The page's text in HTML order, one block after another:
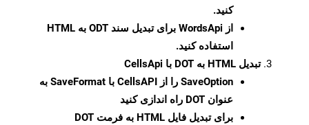
کنید.
از WordsApi برای تبدیل سند ODT به HTML
استفاده کنید.
تبدیل HTML به DOT با CellsApi
SaveOption
را از CellsAPI با SaveFormat به
عنوان DOT راه اندازی کنید
برای تبدیل فایل HTML به فرمت
DOT